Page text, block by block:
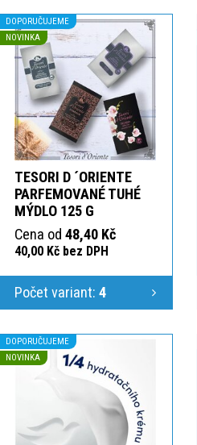
DOPORUČUJEME
NOVINKA
TESORI D ´ORIENTE
PARFEMOVANÉ TUHÉ
MÝDLO 125 G
Cena od 48,40 Kč
40,00 Kč bez DPH
Počet variant: 4
DOPORUČUJEME
NOVINKA